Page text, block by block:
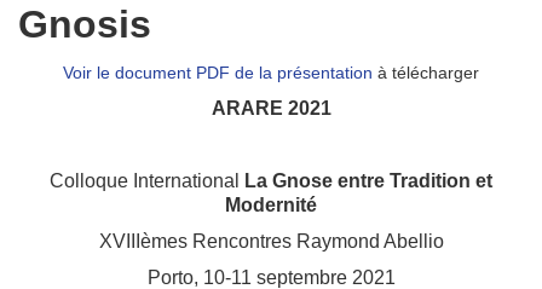
Gnosis
Voir le document PDF de la présentation à télécharger
ARARE 2021
Colloque International
La Gnose entre Tradition et
Modernité
XVIIIèmes Rencontres Raymond Abellio
Porto, 10-11 septembre 2021